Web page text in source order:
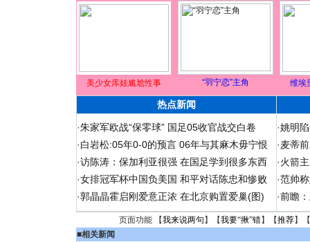
美少女库娃尴尬性事 “羽宁恋”主角 维埃
热点新闻
·朱家军欧战“保零球” 国足05收官战交白卷
·白岩松:05年0-0的预言 06年与其麻木毋宁恨
·访陈涛：保加利亚很强 在国足学到很多东西
·女排冠军杯中国负美国 和平对话陈忠和惨败
·郭晶晶霍启刚爱意正浓 在北京购置爱巢(图)
·姚明
·麦蒂
·火箭
·范帅
·前瞻
页面功能 【我来说两句 】【我要“揪”错】【推荐】
■相关新闻